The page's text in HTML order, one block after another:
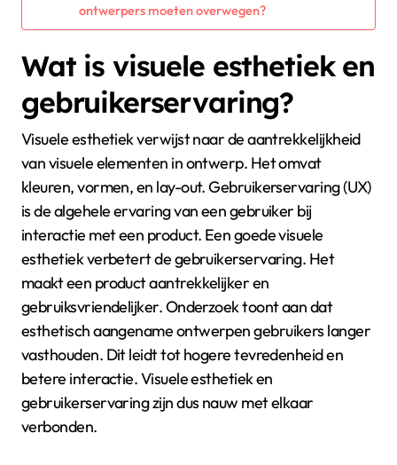
ontwerpers moeten overwegen?
Wat is visuele esthetiek en
gebruikerservaring?
Visuele esthetiek verwijst naar de aantrekkelijkheid
van visuele elementen in ontwerp. Het omvat
kleuren, vormen, en lay-out. Gebruikerservaring (UX)
is de algehele ervaring van een gebruiker bij
interactie met een product. Een goede visuele
esthetiek verbetert de gebruikerservaring. Het
maakt een product aantrekkelijker en
gebruiksvriendelijker. Onderzoek toont aan dat
esthetisch aangename ontwerpen gebruikers langer
vasthouden. Dit leidt tot hogere tevredenheid en
betere interactie. Visuele esthetiek en
gebruikerservaring zijn dus nauw met elkaar
verbonden.